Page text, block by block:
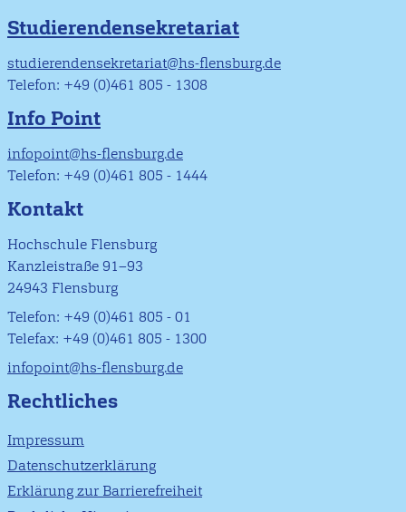
Studierendensekretariat
studierendensekretariat@hs-flensburg.de
Telefon: +49 (0)461 805 - 1308
Info Point
infopoint@hs-flensburg.de
Telefon: +49 (0)461 805 - 1444
Kontakt
Hochschule Flensburg
Kanzleistraße 91–93
24943 Flensburg
Telefon: +49 (0)461 805 - 01
Telefax: +49 (0)461 805 - 1300
infopoint@hs-flensburg.de
Rechtliches
Impressum
Datenschutzerklärung
Erklärung zur Barrierefreiheit